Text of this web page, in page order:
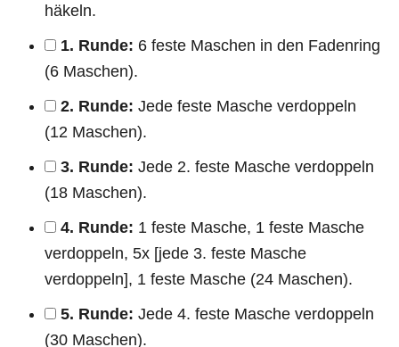
häkeln.
1. Runde: 6 feste Maschen in den Fadenring
(6 Maschen).
2. Runde: Jede feste Masche verdoppeln
(12 Maschen).
3. Runde: Jede 2. feste Masche verdoppeln
(18 Maschen).
4. Runde: 1 feste Masche, 1 feste Masche
verdoppeln, 5x [jede 3. feste Masche
verdoppeln], 1 feste Masche (24 Maschen).
5. Runde: Jede 4. feste Masche verdoppeln
(30 Maschen).